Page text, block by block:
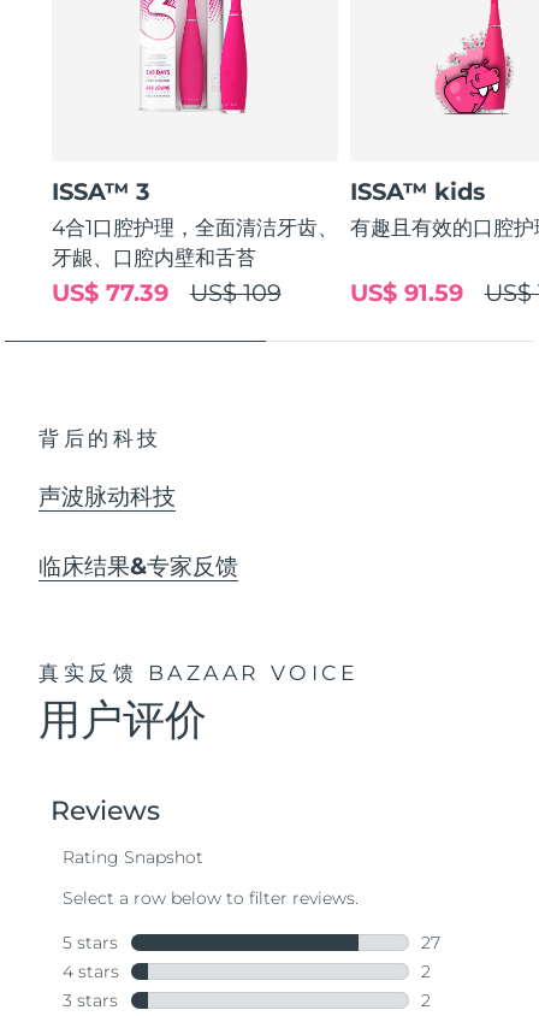
ISSA™ 3
4合1口腔护理，全面清洁牙齿、
牙龈、口腔内壁和舌苔
US$ 109
US$ 77.39
ISSA™ kids
有趣且有效的口腔护
US$
US$ 91.59
背后的科技
声波脉动科技
临床结果&专家反馈
真实反馈 BAZAAR VOICE
用户评价